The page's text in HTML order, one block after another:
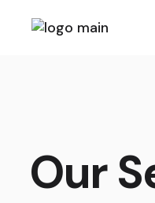
Our